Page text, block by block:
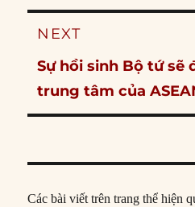
post:
NEXT
Next
post:
Sự hồi sinh Bộ tứ sẽ
trung tâm của
Các bài viết trên trang thể hiện